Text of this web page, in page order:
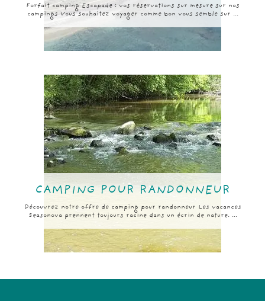
Forfait camping Escapade : vos réservations sur mesure sur nos
campings Vous souhaitez voyager comme bon vous semble sur ...
CAMPING POUR RANDONNEUR
Découvrez notre offre de camping pour randonneur Les vacances
Seasonova prennent toujours racine dans un écrin de nature. ...